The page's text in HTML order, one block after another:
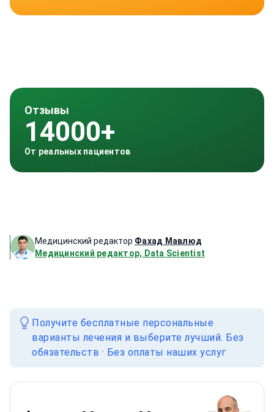
Медицинский редактор Фахад Мавлюд
Медицинский редактор, Data Scientist
Отзывы
14000+
От реальных пациентов
Получите бесплатные персональные
варианты лечения и выберите лучший. Без
обязательств · Без оплаты наших услуг